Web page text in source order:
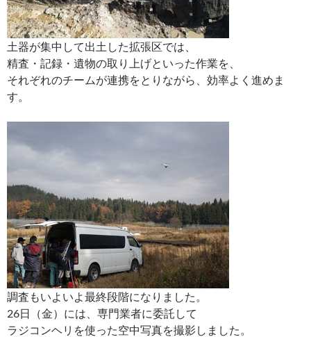
土器が集中して出土した拡張区では、
精査・記録・遺物の取り上げといった作業を、
それぞれのチームが連携をとりながら、効率よく進めま
す。
調査もいよいよ最終段階になりました。
26日（金）には、専門業者に委託して
ラジコンヘリを使った空中写真を撮影しました。